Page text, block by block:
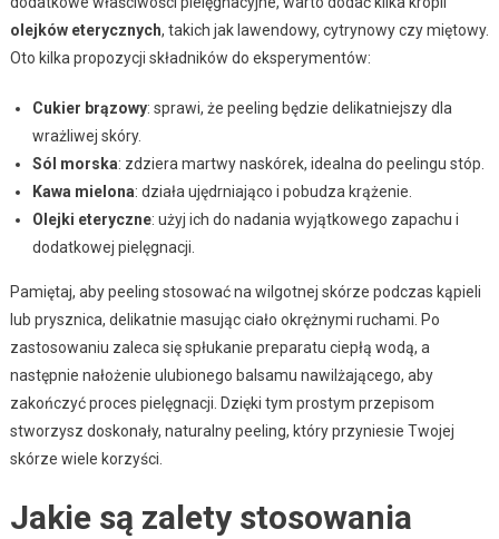
olejków eterycznych, takich jak lawendowy, cytrynowy czy miętowy.
Oto kilka propozycji składników do eksperymentów:
Cukier brązowy: sprawi, że peeling będzie delikatniejszy dla
wrażliwej skóry.
Sól morska: zdziera martwy naskórek, idealna do peelingu stóp.
Kawa mielona: działa ujędrniająco i pobudza krążenie.
Olejki eteryczne: użyj ich do nadania wyjątkowego zapachu i
dodatkowej pielęgnacji.
Pamiętaj, aby peeling stosować na wilgotnej skórze podczas kąpieli
lub prysznica, delikatnie masując ciało okrężnymi ruchami. Po
zastosowaniu zaleca się spłukanie preparatu ciepłą wodą, a
następnie nałożenie ulubionego balsamu nawilżającego, aby
zakończyć proces pielęgnacji. Dzięki tym prostym przepisom
stworzysz doskonały, naturalny peeling, który przyniesie Twojej
skórze wiele korzyści.
Jakie są zalety stosowania